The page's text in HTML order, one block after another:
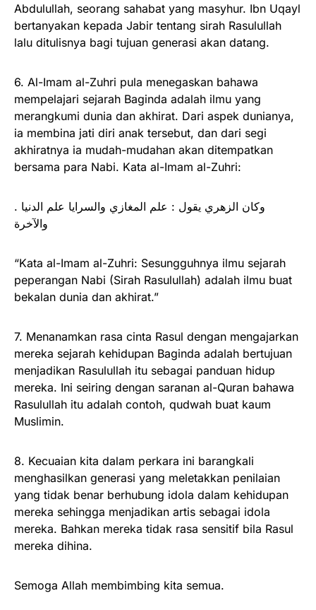
Abdulullah, seorang sahabat yang masyhur. Ibn Uqayl
bertanyakan kepada Jabir tentang sirah Rasulullah
lalu ditulisnya bagi tujuan generasi akan datang.
6. Al-Imam al-Zuhri pula menegaskan bahawa
mempelajari sejarah Baginda adalah ilmu yang
merangkumi dunia dan akhirat. Dari aspek dunianya,
ia membina jati diri anak tersebut, dan dari segi
akhiratnya ia mudah-mudahan akan ditempatkan
bersama para Nabi. Kata al-Imam al-Zuhri:
. وكان الزهري يقول : علم المغازي والسرايا علم الدنيا
والآخرة
“Kata al-Imam al-Zuhri: Sesungguhnya ilmu sejarah
peperangan Nabi (Sirah Rasulullah) adalah ilmu buat
bekalan dunia dan akhirat.”
7. Menanamkan rasa cinta Rasul dengan mengajarkan
mereka sejarah kehidupan Baginda adalah bertujuan
menjadikan Rasulullah itu sebagai panduan hidup
mereka. Ini seiring dengan saranan al-Quran bahawa
Rasulullah itu adalah contoh, qudwah buat kaum
Muslimin.
8. Kecuaian kita dalam perkara ini barangkali
menghasilkan generasi yang meletakkan penilaian
yang tidak benar berhubung idola dalam kehidupan
mereka sehingga menjadikan artis sebagai idola
mereka. Bahkan mereka tidak rasa sensitif bila Rasul
mereka dihina.
Semoga Allah membimbing kita semua.